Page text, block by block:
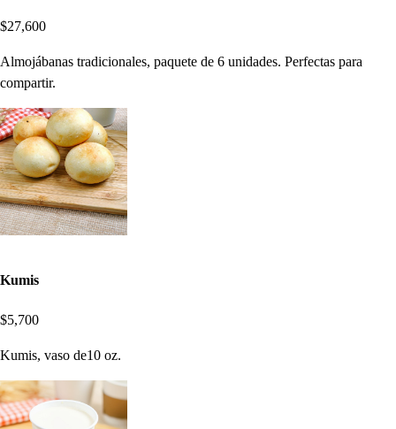
$27,600
Almojábanas tradicionales, paquete de 6 unidades. Perfectas para
compartir.
Kumis
$5,700
Kumis, vaso de10 oz.